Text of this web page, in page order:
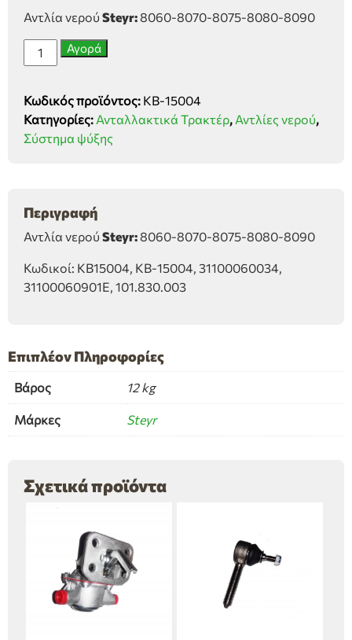
Αντλία νερού Steyr:8060-8070-8075-8080-8090
Αντλία
νερού
8060-
8070-
8090
Αγορά
Κωδικός προϊόντος: KB-15004
Κατηγορίες: Ανταλλακτικά Τρακτέρ, Αντλίες νερού,
Σύστημα ψύξης
Περιγραφή
Αντλία νερού Steyr:8060-8070-8075-8080-8090
Κωδικοί: KB15004, KB-15004, 31100060034,
31100060901E, 101.830.003
Επιπλέον Πληροφορίες
Βάρος 12 kg
Μάρκες Steyr
Σχετικά προϊόντα